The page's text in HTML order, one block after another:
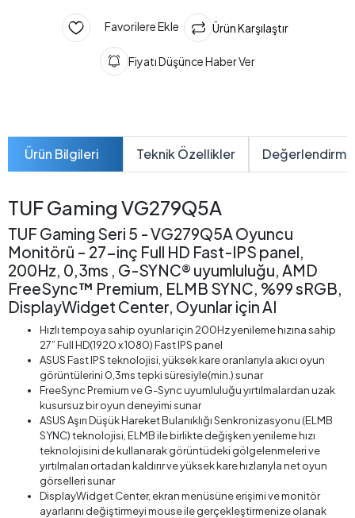
Favorilere Ekle Ürün Karşılaştır
Fiyatı Düşünce Haber Ver
Ürün Bilgileri Teknik Özellikler
TUF Gaming VG279Q5A
TUF Gaming Seri 5 - VG279Q5A Oyuncu
Monitörü – 27-inç Full HD Fast-IPS panel,
200Hz, 0,3ms , G-SYNC® uyumluluğu, AMD
FreeSync™ Premium, ELMB SYNC, %99 sRGB,
DisplayWidget Center, Oyunlar için AI
Hızlı tempoya sahip oyunlar için 200Hz yenileme hızına sahip
27” Full HD(1920 x 1080) Fast IPS panel
ASUS Fast IPS teknolojisi, yüksek kare oranlarıyla akıcı oyun
görüntülerini 0,3ms tepki süresiyle(min.) sunar
FreeSync Premium ve G-Sync uyumluluğu yırtılmalardan uzak
kusursuz bir oyun deneyimi sunar
ASUS Aşırı Düşük Hareket Bulanıklığı Senkronizasyonu (ELMB
SYNC) teknolojisi, ELMB ile birlikte değişken yenileme hızı
teknolojisini de kullanarak görüntüdeki gölgelenmeleri ve
yırtılmaları ortadan kaldırır ve yüksek kare hızlarıyla net oyun
görselleri sunar
DisplayWidget Center, ekran menüsüne erişimi ve monitör
ayarlarını değiştirmeyi mouse ile gerçekleştirmenize olanak